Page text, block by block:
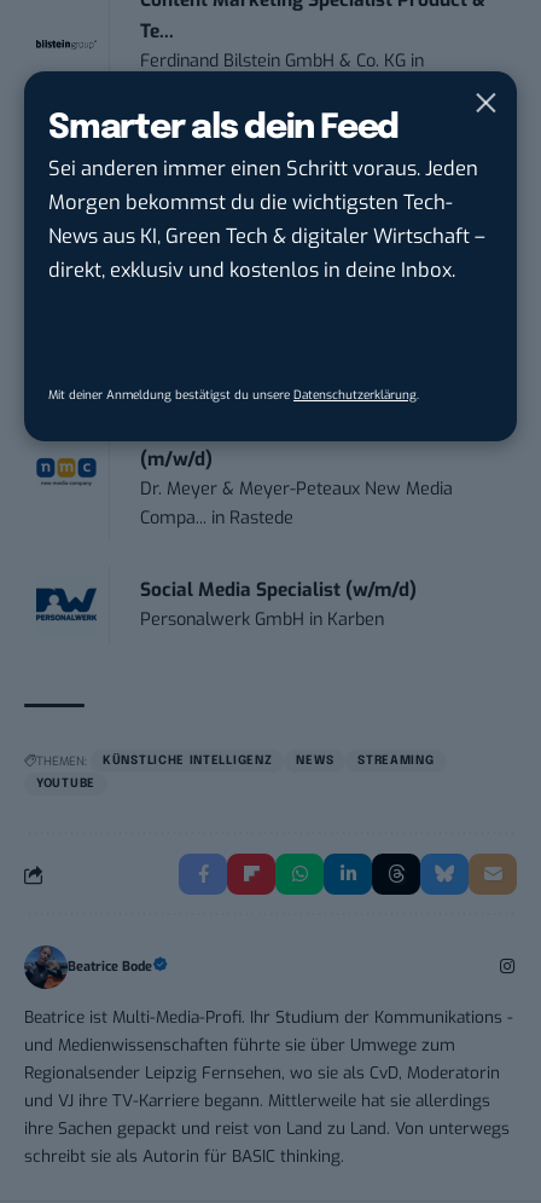
Smarter als dein Feed
Sei anderen immer einen Schritt voraus. Jeden
Morgen bekommst du die wichtigsten Tech-
News aus KI, Green Tech & digitaler Wirtschaft –
direkt, exklusiv und kostenlos in deine Inbox.
Mit deiner Anmeldung bestätigst du unsere Datenschutzerklärung
Te...
Ferdinand Bilstein GmbH & Co. KG in
IT Sales & Online Marketing Manager
(m/w/...
Instaffo GmbH inKarlsruhe
(m/w/d)
Dr. Meyer & Meyer-Peteaux New Media
Compa... in Rastede
Social Media Specialist (w/m/d)
Personalwerk GmbH in Karben
THEMEN: KÜNSTLICHE INTELLIGENZ NEWS
STREAMING
YOUTUBE
Beatrice Bode
Beatrice ist Multi-Media-Profi. Ihr Studium der Kommunikations -
und Medienwissenschaften führte sie über Umwege zum
Regionalsender Leipzig Fernsehen, wo sie als CvD, Moderatorin
und VJ ihre TV-Karriere begann. Mittlerweile hat sie allerdings
ihre Sachen gepackt und reist von Land zu Land. Von unterwegs
schreibt sie als Autorin für BASIC thinking.